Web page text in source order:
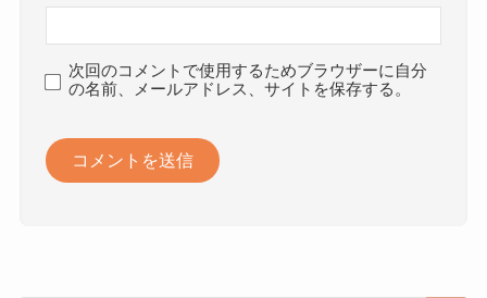
次回のコメントで使用するためブラウザーに自分
の名前、メールアドレス、サイトを保存する。